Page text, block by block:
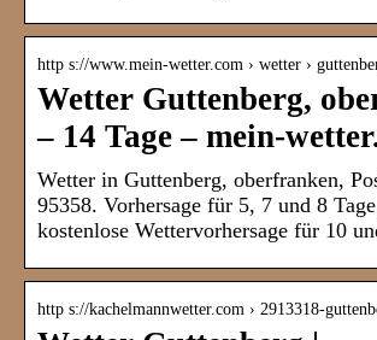
http s://www.mein-wetter.com › wetter ›
Wetter Guttenberg,
– 14 Tage – mein-
Wetter in Guttenberg, oberfranken,
95358. Vorhersage für 5, 7 und 8
kostenlose Wettervorhersage für 10
http s://kachelmannwetter.com › 2913318-